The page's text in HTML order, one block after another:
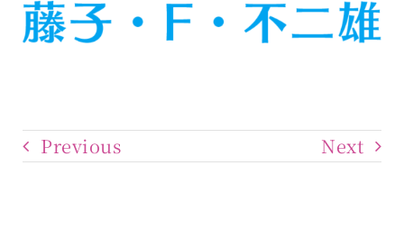
Previous Next